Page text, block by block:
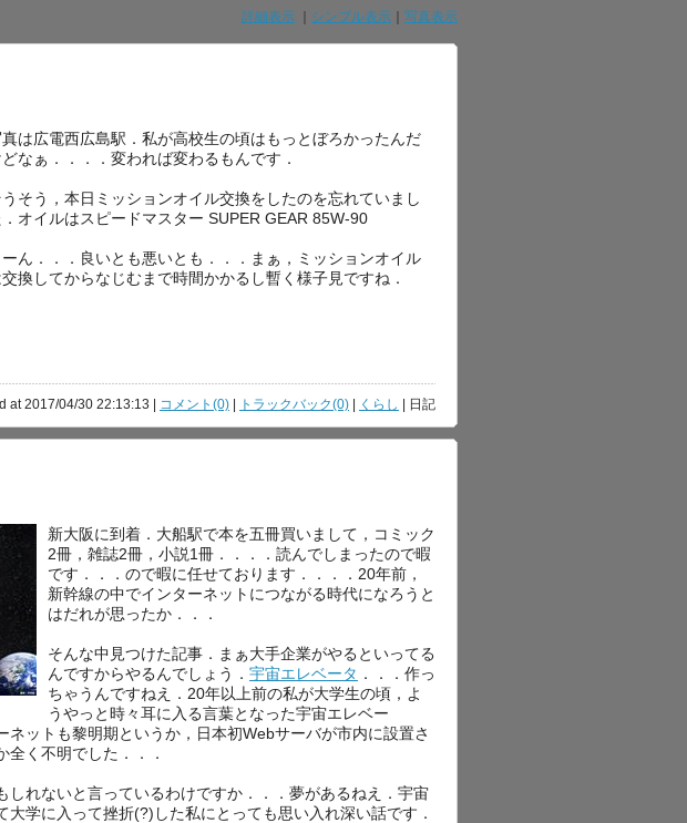
詳細表示 シンプル表示 写真表示
は広電西広島駅．私が高校生の頃はもっとぼろかったんだ
どなぁ．．．．変われば変わるもんです．
うそう，本日ミッションオイル交換をしたのを忘れていまし
．オイルはスピードマスター SUPER GEAR 85W-90
ーん．．．良いとも悪いとも．．．まぁ，ミッションオイル
交換してからなじむまで時間かかるし暫く様子見ですね．
at 2017/04/30 22:13:13 | コメント(0) | トラックバック(0) | くらし | 日記
新大阪に到着．大船駅で本を五冊買いまして，コミック
2冊，雑誌2冊，小説1冊．．．．読んでしまったので暇
です．．．ので暇に任せております．．．．20年前，
新幹線の中でインターネットにつながる時代になろうと
はだれが思ったか．．．
そんな中見つけた記事．まぁ大手企業がやるといってる
んですからやるんでしょう． 宇宙エレベータ ．．．作っ
ちゃうんですねえ．20年以上前の私が大学生の頃，よ
うやっと時々耳に入る言葉となった宇宙エレベー
ネットも黎明期というか，日本初Webサーバが市内に設置さ
く不明でした．．．
しれないと言っているわけですか．．．夢があるねえ．宇宙
大学に入って挫折(?)した私にとっても思い入れ深い話です．